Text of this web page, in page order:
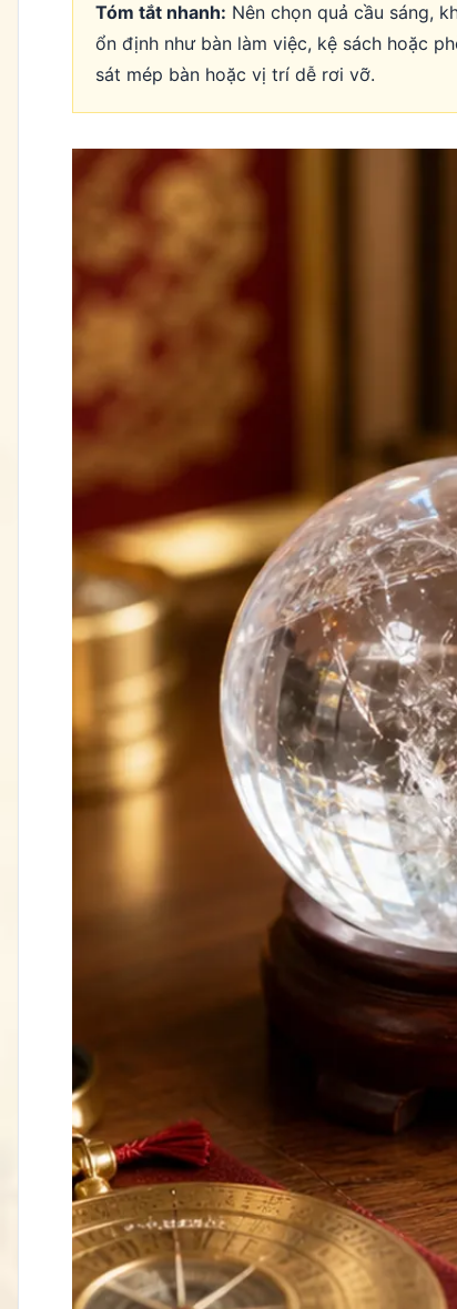
Tóm tắt nhanh: Nên chọn quả cầu sáng,
ổn định như bàn làm việc, kệ sách hoặc
sát mép bàn hoặc vị trí dễ rơi vỡ.